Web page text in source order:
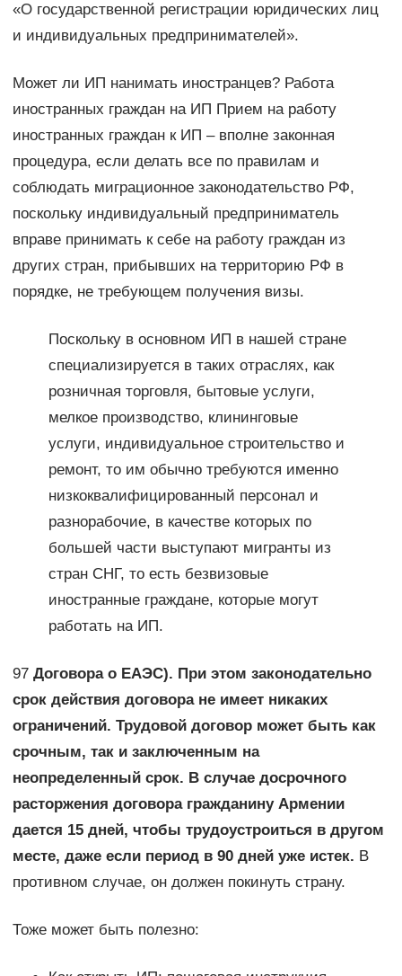
«О государственной регистрации юридических лиц
и индивидуальных предпринимателей».
Может ли ИП нанимать иностранцев? Работа
иностранных граждан на ИП Прием на работу
иностранных граждан к ИП – вполне законная
процедура, если делать все по правилам и
соблюдать миграционное законодательство РФ,
поскольку индивидуальный предприниматель
вправе принимать к себе на работу граждан из
других стран, прибывших на территорию РФ в
порядке, не требующем получения визы.
Поскольку в основном ИП в нашей стране
специализируется в таких отраслях, как
розничная торговля, бытовые услуги,
мелкое производство, клининговые
услуги, индивидуальное строительство и
ремонт, то им обычно требуются именно
низкоквалифицированный персонал и
разнорабочие, в качестве которых по
большей части выступают мигранты из
стран СНГ, то есть безвизовые
иностранные граждане, которые могут
работать на ИП.
97 Договора о ЕАЭС). При этом законодательно
срок действия договора не имеет никаких
ограничений. Трудовой договор может быть как
срочным, так и заключенным на
неопределенный срок. В случае досрочного
расторжения договора гражданину Армении
дается 15 дней, чтобы трудоустроиться в другом
месте, даже если период в 90 дней уже истек. В
противном случае, он должен покинуть страну.
Тоже может быть полезно: